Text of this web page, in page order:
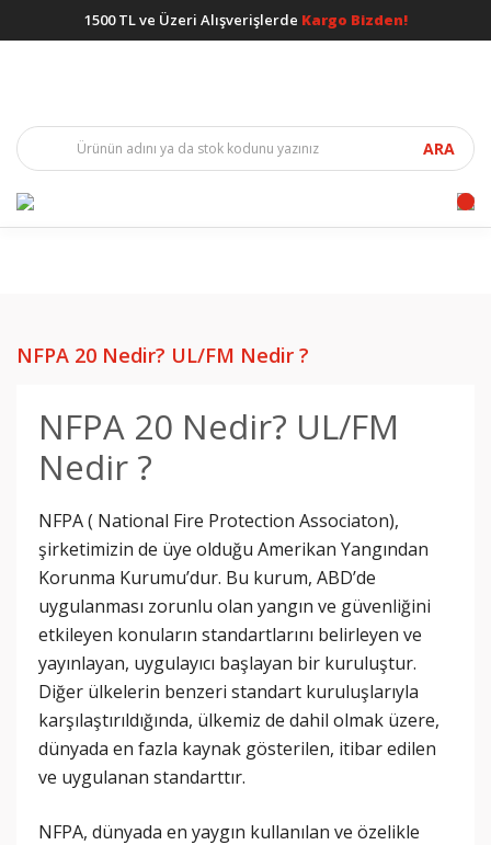
1500 TL ve Üzeri Alışverişlerde Kargo Bizden!
ARA
NFPA 20 Nedir? UL/FM Nedir ?
NFPA 20 Nedir? UL/FM
Nedir ?
NFPA ( National Fire Protection Associaton),
şirketimizin de üye olduğu Amerikan Yangından
Korunma Kurumu’dur. Bu kurum, ABD’de
uygulanması zorunlu olan yangın ve güvenliğini
etkileyen konuların standartlarını belirleyen ve
yayınlayan, uygulayıcı başlayan bir kuruluştur.
Diğer ülkelerin benzeri standart kuruluşlarıyla
karşılaştırıldığında, ülkemiz de dahil olmak üzere,
dünyada en fazla kaynak gösterilen, itibar edilen
ve uygulanan standarttır.
NFPA, dünyada en yaygın kullanılan ve özelikle